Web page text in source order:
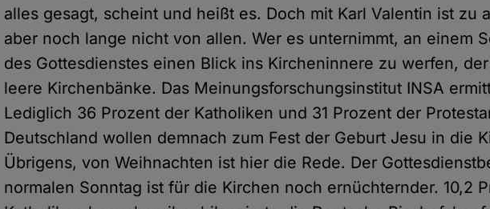
alles gesagt, scheint und heißt es. Doch mit Karl Valentin ist zu
aber noch lange nicht von allen. Wer es unternimmt, an einem
des Gottesdienstes einen Blick ins Kircheninnere zu werfen,
leere Kirchenbänke. Das Meinungsforschungsinstitut INSA
Lediglich 36 Prozent der Katholiken und 31 Prozent der
Deutschland wollen demnach zum Fest der Geburt Jesu in die
Übrigens, von Weihnachten ist hier die Rede. Der
normalen Sonntag ist für die Kirchen noch ernüchternder. 10,2